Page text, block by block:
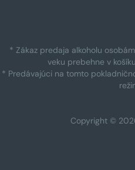
* Zákaz predaja alkoholu
veku prebehne v
* Predávajúci na tomto
Copyright ©